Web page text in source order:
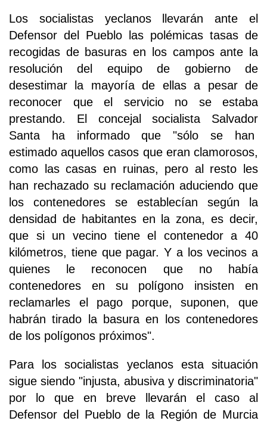
Los socialistas yeclanos llevarán ante el
Defensor del Pueblo las polémicas tasas de
recogidas de basuras en los campos ante la
resolución del equipo de gobierno de
desestimar la mayoría de ellas a pesar de
reconocer que el servicio no se estaba
prestando. El concejal socialista Salvador
Santa ha informado que "sólo se han
estimado aquellos casos que eran clamorosos,
como las casas en ruinas, pero al resto les
han rechazado su reclamación aduciendo que
los contenedores se establecían según la
densidad de habitantes en la zona, es decir,
que si un vecino tiene el contenedor a 40
kilómetros, tiene que pagar. Y a los vecinos a
quienes le reconocen que no había
contenedores en su polígono insisten en
reclamarles el pago porque, suponen, que
habrán tirado la basura en los contenedores
de los polígonos próximos".
Para los socialistas yeclanos esta situación
sigue siendo "injusta, abusiva y discriminatoria"
por lo que en breve llevarán el caso al
Defensor del Pueblo de la Región de Murcia